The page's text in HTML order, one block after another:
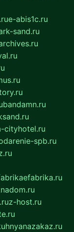
e-abis1c.ru
sand.ru
bandamn.ru
cityhotel.ru
spb.ru
z-host.ru